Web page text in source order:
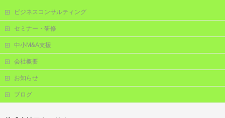
ビジネスコンサルティング
セミナー・研修
中小M&A支援
会社概要
お知らせ
ブログ